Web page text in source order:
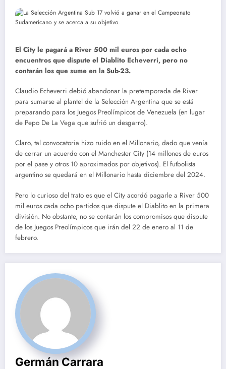
El City le pagará a River 500 mil euros por cada ocho
encuentros que dispute el Diablito Echeverri, pero no
contarán los que sume en la Sub-23.
Claudio Echeverri debió abandonar la pretemporada de River
para sumarse al plantel de la Selección Argentina que se está
preparando para los Juegos Preolímpicos de Venezuela (en lugar
de Pepo De La Vega que sufrió un desgarro).
Claro, tal convocatoria hizo ruido en el Millonario, dado que venía
de cerrar un acuerdo con el Manchester City (14 millones de euros
por el pase y otros 10 aproximados por objetivos). El futbolista
argentino se quedará en el Millonario hasta diciembre del 2024.
Pero lo curioso del trato es que el City acordó pagarle a River 500
mil euros cada ocho partidos que dispute el Diablito en la primera
división. No obstante, no se contarán los compromisos que dispute
de los Juegos Preolímpicos que irán del 22 de enero al 11 de
febrero.
Germán Carrara